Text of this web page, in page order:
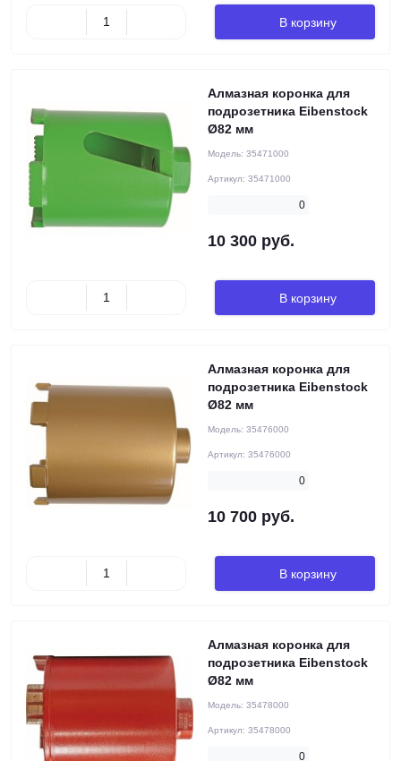
В корзину
Алмазная коронка для
подрозетника Eibenstock
Ø82 мм
Модель: 35471000
Артикул: 35471000
0
10 300 руб.
В корзину
Алмазная коронка для
подрозетника Eibenstock
Ø82 мм
Модель: 35476000
Артикул: 35476000
0
10 700 руб.
В корзину
Алмазная коронка для
подрозетника Eibenstock
Ø82 мм
Модель: 35478000
Артикул: 35478000
0